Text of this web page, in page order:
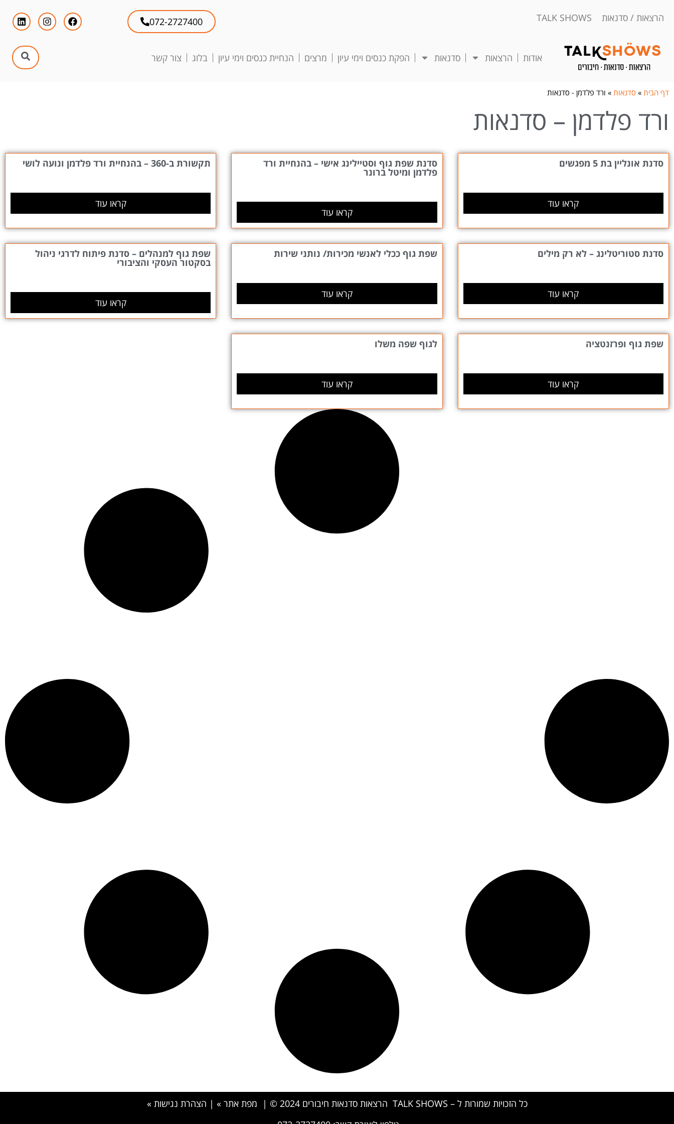
הרצאות / סדנאות TALK SHOWS 072-2727400
אודות הרצאות סדנאות הפקת כנסים וימי עיון מרצים הנחיית כנסים וימי עיון בלוג צור קשר
דף הבית » סדנאות » ורד פלדמן - סדנאות
ורד פלדמן – סדנאות
סדנת אונליין בת 5 מפגשים
קראו עוד
סדנת שפת גוף וסטיילינג אישי – בהנחיית ורד
פלדמן ומיטל ברונר
קראו עוד
תקשורת ב-360 – בהנחיית ורד פלדמן ונועה לושי
קראו עוד
סדנת סטוריטלינג – לא רק מילים
קראו עוד
שפת גוף ככלי לאנשי מכירות/ נותני שירות
קראו עוד
שפת גוף למנהלים – סדנת פיתוח לדרגי ניהול
בסקטור העסקי והציבורי
קראו עוד
שפת גוף ופרזנטציה
קראו עוד
לגוף שפה משלו
קראו עוד
כל הזכויות שמורות ל – TALK SHOWS הרצאות סדנאות חיבורים 2024 © | מפת אתר » | הצהרת נגישות »